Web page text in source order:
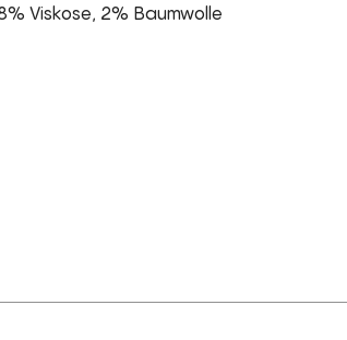
Viskose, 2% Baumwolle